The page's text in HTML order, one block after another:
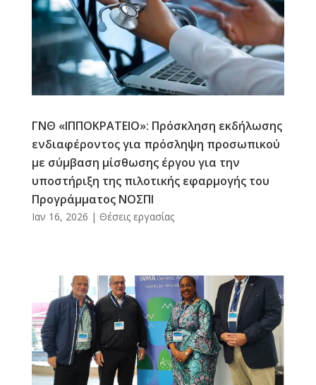
ΓΝΘ «ΙΠΠΟΚΡΑΤΕΙΟ»: Πρόσκληση εκδήλωσης
ενδιαφέροντος για πρόσληψη προσωπικού
με σύμβαση μίσθωσης έργου για την
υποστήριξη της πιλοτικής εφαρμογής του
Προγράμματος ΝΟΣΠΙ
Ιαν 16, 2026 | Θέσεις εργασίας